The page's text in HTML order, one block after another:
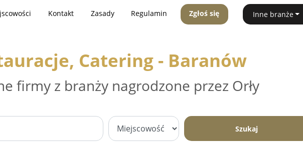
Kontakt Zasady Regulamin Zgłoś się Inne branże
Catering - Baranów
firmy z branży nagrodzone przez Orły
Szukaj